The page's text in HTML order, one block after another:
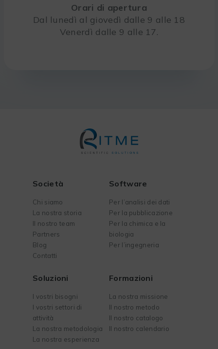
Orari di apertura
Dal lunedì al giovedì dalle 9 alle 18
Venerdì dalle 9 alle 17.
Società
Chi siamo
La nostra storia
Il nostro team
Partners
Blog
Contatti
Software
Per l’analisi dei dati
Per la pubblicazione
Per la chimica e la
biologia
Per l’ingegneria
Soluzioni
I vostri bisogni
I vostri settori di
attività
La nostra metodologia
La nostra esperienza
Formazioni
La nostra missione
Il nostro metodo
Il nostro catalogo
Il nostro calendario